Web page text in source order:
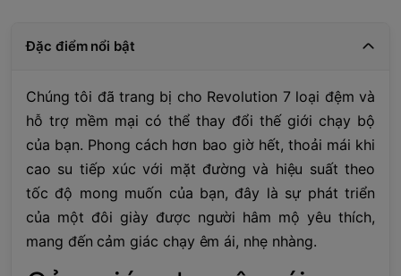
Đặc điểm nổi bật
Chúng tôi đã trang bị cho Revolution 7 loại đệm và
hỗ trợ mềm mại có thể thay đổi thế giới chạy bộ
của bạn. Phong cách hơn bao giờ hết, thoải mái khi
cao su tiếp xúc với mặt đường và hiệu suất theo
tốc độ mong muốn của bạn, đây là sự phát triển
của một đôi giày được người hâm mộ yêu thích,
mang đến cảm giác chạy êm ái, nhẹ nhàng.